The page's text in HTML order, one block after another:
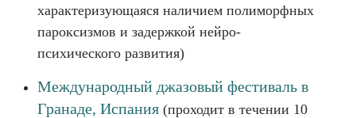
характеризующаяся наличием полиморфных
пароксизмов и задержкой нейро-
психического развития)
Международный джазовый фестиваль в
Гранаде, Испания (проходит в течении 10